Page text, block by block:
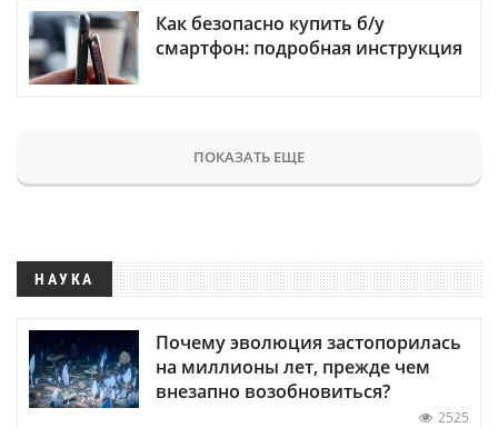
Как безопасно купить б/у
смартфон: подробная инструкция
ПОКАЗАТЬ ЕЩЕ
НАУКА
Почему эволюция застопорилась
на миллионы лет, прежде чем
внезапно возобновиться?
2525